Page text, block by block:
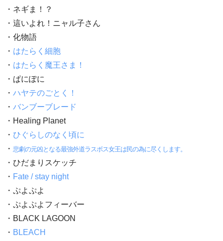
・ネギま！？
・這いよれ！ニャル子さん
・化物語
・ はたらく細胞
・ はたらく魔王さま！
・ぱにぽに
・ ハヤテのごとく！
・ バンブーブレード
・Healing Planet
・ ひぐらしのなく頃に
・ 悲劇の元凶となる最強外道ラスボス女王は民の為に尽くします。
・ひだまりスケッチ
・ Fate / stay night
・ぷよぷよ
・ぷよぷよフィーバー
・BLACK LAGOON
・ BLEACH